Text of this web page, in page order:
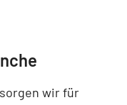
wir für